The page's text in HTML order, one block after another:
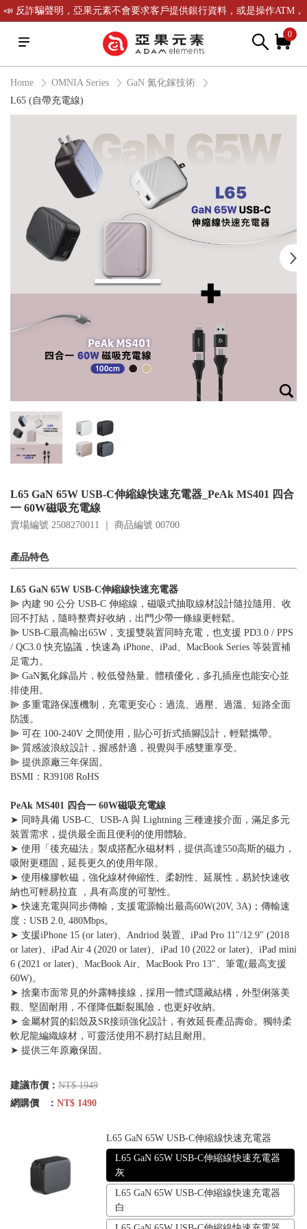
📣 反詐騙聲明，亞果元素不會要求客戶提供銀行資料，或是操作ATM，
可致電(02)-2738-9900聯繫我們或是165反詐騙電話查證！ 0
Home OMNIA Series
GaN 氮化鎵技術
L65 (自帶充電線)
L65 GaN 65W USB-C伸縮線快速充電器_PeAk MS401 四合
一 60W磁吸充電線
賣場編號 2508270011 ｜ 商品編號 00700
產品特色
L65 GaN 65W USB-C伸縮線快速充電器
⫸ 內建 90 公分 USB-C 伸縮線，磁吸式抽取線材設計隨拉隨用、收
回不打結，隨時整齊好收納，出門少帶一條線更輕鬆。
⫸ USB-C最高輸出65W，支援雙裝置同時充電，也支援 PD3.0 / PPS
/ QC3.0 快充協議，快速為 iPhone、iPad、MacBook Series 等裝置補
足電力。
⫸ GaN氮化鎵晶片，較低發熱量。體積優化，多孔插座也能安心並
排使用。
⫸ 多重電路保護機制，充電更安心：過流、過壓、過溫、短路全面
防護。
⫸ 可在 100-240V 之間使用，貼心可折式插腳設計，輕鬆攜帶。
⫸ 質感波浪紋設計，握感舒適，視覺與手感雙重享受。
⫸ 提供原廠三年保固。
BSMI：R39108 RoHS
PeAk MS401 四合一 60W磁吸充電線
➤ 同時具備 USB-C、USB-A 與 Lightning 三種連接介面，滿足多元
裝置需求，提供最全面且便利的使用體驗。
➤ 使用「後充磁法」製成搭配永磁材料，提供高達550高斯的磁力，
吸附更穩固，延長更久的使用年限。
➤ 使用橡膠軟磁，強化線材伸縮性、柔韌性、延展性，易於快速收
納也可輕易拉直 ，具有高度的可塑性。
➤ 快速充電與同步傳輸，支援電源輸出最高60W(20V, 3A)；傳輸速
度：USB 2.0, 480Mbps。
➤ 支援iPhone 15 (or later)、Andriod 裝置、iPad Pro 11"/12.9" (2018
or later)、iPad Air 4 (2020 or later)、iPad 10 (2022 or later)、iPad mini
6 (2021 or later)、MacBook Air、MacBook Pro 13"、筆電(最高支援
60W)。
➤ 捨棄市面常見的外露轉接線，採用一體式隱藏結構，外型俐落美
觀、堅固耐用，不僅降低斷裂風險，也更好收納。
➤ 金屬材質的鋁殼及SR接頭強化設計，有效延長產品壽命。獨特柔
軟尼龍編織線材，可靈活使用不易打結且耐用。
➤ 提供三年原廠保固。
建議市價： NT$ 1949
網購價 ： NT$ 1490
L65 GaN 65W USB-C伸縮線快速充電器
L65 GaN 65W USB-C伸縮線快速充電器
灰
L65 GaN 65W USB-C伸縮線快速充電器
白